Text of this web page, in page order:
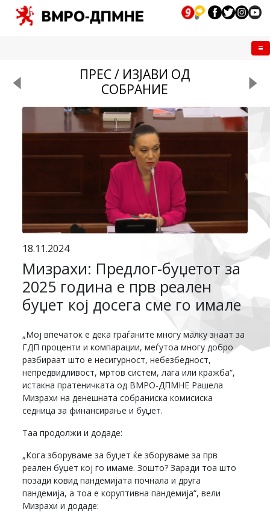
ПРЕС / ИЗЈАВИ ОД
СОБРАНИЕ
18.11.2024
Мизрахи: Предлог-буџетот за
2025 година е прв реален
буџет кој досега сме го имале
„Мој впечаток е дека граѓаните многу малку знаат за
ГДП проценти и компарации, меѓутоа многу добро
разбираат што е несигурност, небезбедност,
непредвидливост, мртов систем, лага или кражба“,
истакна пратеничката од ВМРО-ДПМНЕ Рашела
Мизрахи на денешната собраниска комисиска
седница за финансирање и буџет.
Таа продолжи и додаде:
„Кога зборуваме за буџет ќе зборуваме за прв
реален буџет кој го имаме. Зошто? Заради тоа што
позади ковид пандемијата почнала и друга
пандемија, а тоа е коруптивна пандемија“, вели
Мизрахи и додаде: